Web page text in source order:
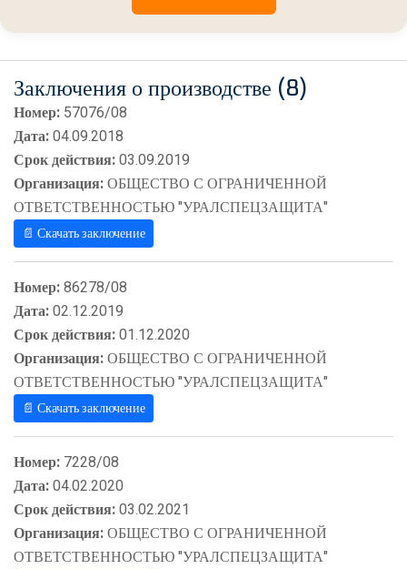
Заключения о производстве (8)
Номер: 57076/08
Дата:04.09.2018
Срок действия:03.09.2019
Организация:ОБЩЕСТВО С ОГРАНИЧЕННОЙ
ОТВЕТСТВЕННОСТЬЮ "УРАЛСПЕЦЗАЩИТА"
📄 Скачать заключение
Номер:86278/08
Дата:02.12.2019
Срок действия:01.12.2020
Организация:ОБЩЕСТВО С ОГРАНИЧЕННОЙ
ОТВЕТСТВЕННОСТЬЮ "УРАЛСПЕЦЗАЩИТА"
📄 Скачать заключение
Номер: 7228/08
Дата:04.02.2020
Срок действия:03.02.2021
Организация:ОБЩЕСТВО С ОГРАНИЧЕННОЙ
ОТВЕТСТВЕННОСТЬЮ "УРАЛСПЕЦЗАЩИТА"